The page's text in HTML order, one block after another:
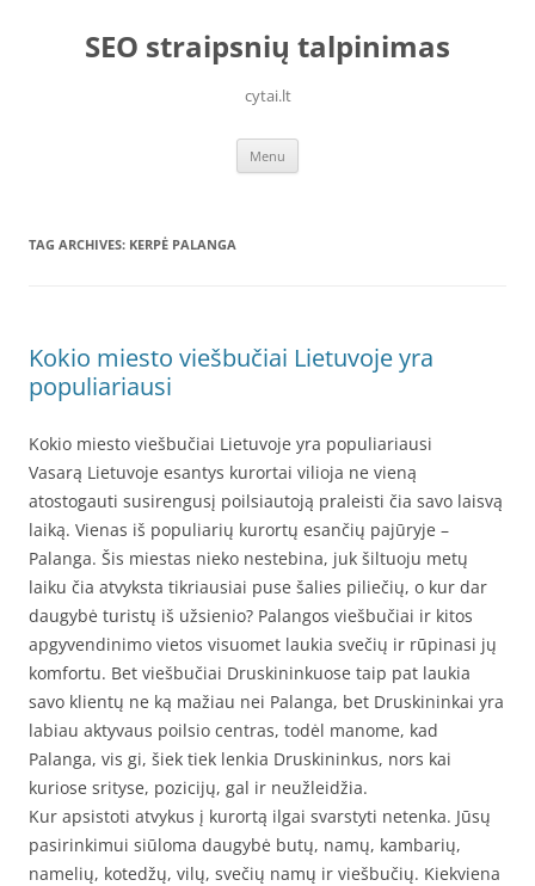
contentSEO straipsnių talpinimas
cytai.lt
Menu
TAG ARCHIVES: KERPĖ PALANGA
Kokio miesto viešbučiai Lietuvoje yra
populiariausi
Kokio miesto viešbučiai Lietuvoje yra populiariausi
Vasarą Lietuvoje esantys kurortai vilioja ne vieną
atostogauti susirengusį poilsiautoją praleisti čia savo laisvą
laiką. Vienas iš populiarių kurortų esančių pajūryje –
Palanga. Šis miestas nieko nestebina, juk šiltuoju metų
laiku čia atvyksta tikriausiai puse šalies piliečių, o kur dar
daugybė turistų iš užsienio? Palangos viešbučiai ir kitos
apgyvendinimo vietos visuomet laukia svečių ir rūpinasi jų
komfortu. Bet viešbučiai Druskininkuose taip pat laukia
savo klientų ne ką mažiau nei Palanga, bet Druskininkai yra
labiau aktyvaus poilsio centras, todėl manome, kad
Palanga, vis gi, šiek tiek lenkia Druskininkus, nors kai
kuriose srityse, pozicijų, gal ir neužleidžia.
Kur apsistoti atvykus į kurortą ilgai svarstyti netenka. Jūsų
pasirinkimui siūloma daugybė butų, namų, kambarių,
namelių, kotedžų, vilų, svečių namų ir viešbučių. Kiekviena